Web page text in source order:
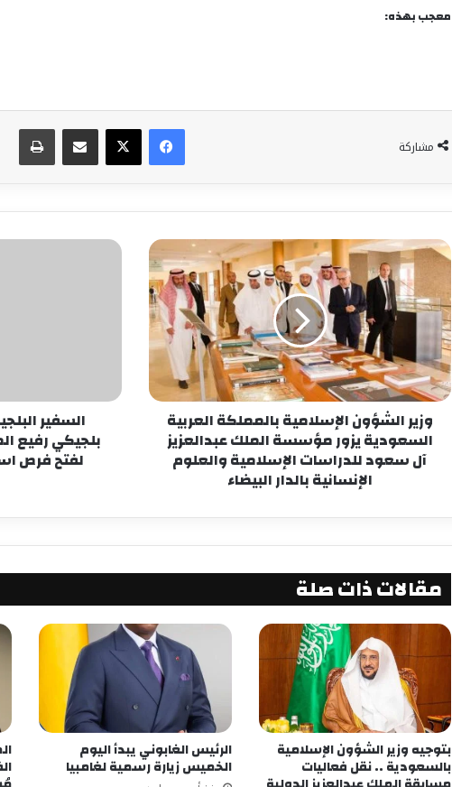
معجب بهذه:
مشاركة
فيسبوكX مشاركة عبر البريد طباعة
وزير الشؤون الإسلامية بالمملكة العربية
السعودية يزور مؤسسة الملك عبدالعزيز
آل سعود للدراسات الإسلامية والعلوم
الإنسانية بالدار البيضاء
السفير
بلجيكي رفيع
لفتح فرص
مقالات ذات صلة
بتوجيه وزير الشؤون الإسلامية
بالسعودية .. نقل فعاليات
الرئيس الغابوني يبدأ اليوم
الخميس زيارة رسمية لغامبيا